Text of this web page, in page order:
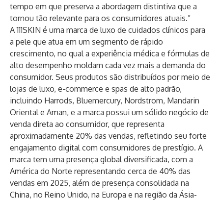
tempo em que preserva a abordagem distintiva que a
tornou tão relevante para os consumidores atuais.”
A 111SKIN é uma marca de luxo de cuidados clínicos para
a pele que atua em um segmento de rápido
crescimento, no qual a experiência médica e fórmulas de
alto desempenho moldam cada vez mais a demanda do
consumidor. Seus produtos são distribuídos por meio de
lojas de luxo, e-commerce e spas de alto padrão,
incluindo Harrods, Bluemercury, Nordstrom, Mandarin
Oriental e Aman, e a marca possui um sólido negócio de
venda direta ao consumidor, que representa
aproximadamente 20% das vendas, refletindo seu forte
engajamento digital com consumidores de prestígio. A
marca tem uma presença global diversificada, com a
América do Norte representando cerca de 40% das
vendas em 2025, além de presença consolidada na
China, no Reino Unido, na Europa e na região da Ásia-